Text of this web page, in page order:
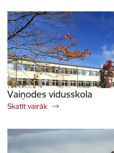
Vaiņodes vidusskola
Skatīt vairāk